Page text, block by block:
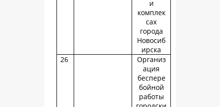
и
комплек
сах
города
Новосиб
ирска
26
Организ
ация
беспере
бойной
работы